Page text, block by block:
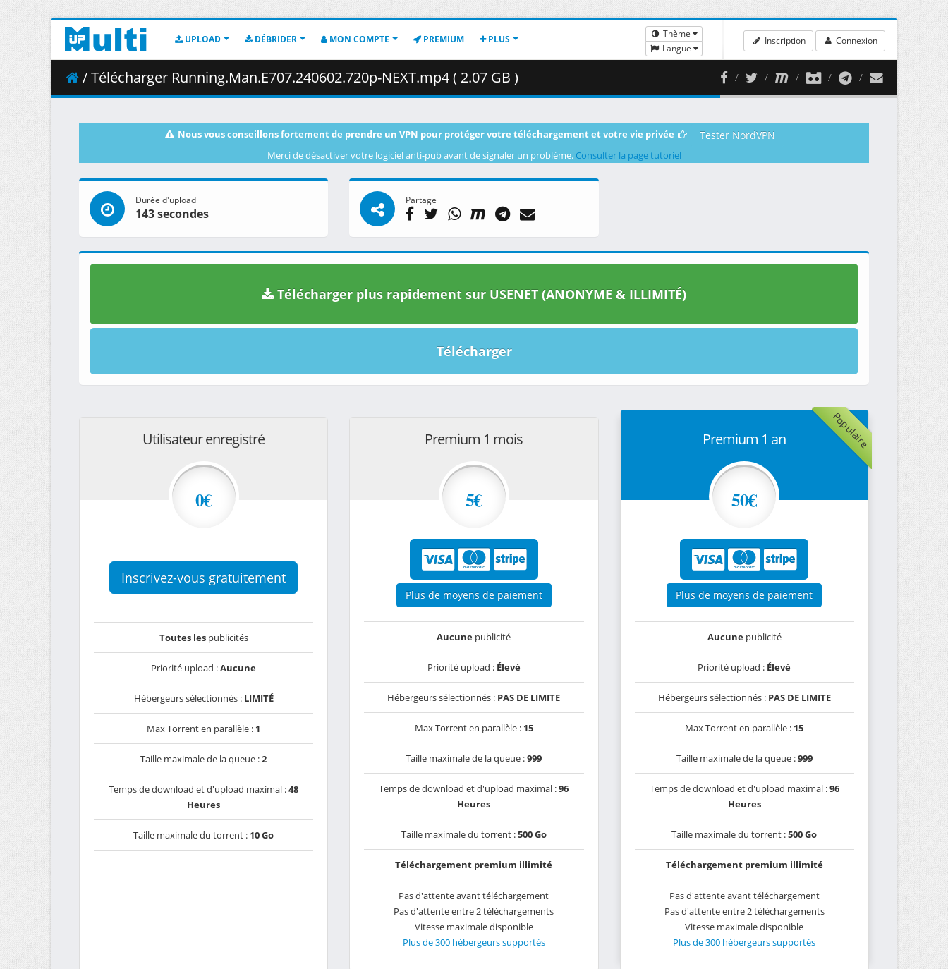
UPLOAD DÉBRIDER MON COMPTE PREMIUM PLUS
Thème
Langue
Inscription Connexion
/ Télécharger Running.Man.E707.240602.720p-NEXT.mp4 ( 2.07 GB )
Nous vous conseillons fortement de prendre un VPN pour protéger votre téléchargement et votre vie privée Tester NordVPN
Merci de désactiver votre logiciel anti-pub avant de signaler un problème. Consulter la page tutoriel
Durée d'upload
143 secondes
Partage
Télécharger plus rapidement sur USENET (ANONYME & ILLIMITÉ)
Télécharger
Utilisateur enregistré
0€
Inscrivez-vous gratuitement
Toutes lespublicités
Priorité upload :Aucune
Hébergeurs sélectionnés : LIMITÉ
Max Torrent en parallèle : 1
Taille maximale de la queue :2
Temps de download et d'upload maximal :48
Heures
Taille maximale du torrent : 10 Go
Premium 1 mois
5€
Plus de moyens de paiement
Aucune publicité
Priorité upload : Élevé
Hébergeurs sélectionnés : PAS DE LIMITE
Max Torrent en parallèle : 15
Taille maximale de la queue :999
Temps de download et d'upload maximal :96
Heures
Taille maximale du torrent :500 Go
Téléchargement premium illimité
Pas d'attente avant téléchargement
Pas d'attente entre 2 téléchargements
Vitesse maximale disponible
Plus de 300 hébergeurs supportés
Populaire
Premium 1 an
50€
Plus de moyens de paiement
Aucunepublicité
Priorité upload : Élevé
Hébergeurs sélectionnés : PAS DE LIMITE
Max Torrent en parallèle : 15
Taille maximale de la queue :999
Temps de download et d'upload maximal :96
Heures
Taille maximale du torrent :500 Go
Téléchargement premium illimité
Pas d'attente avant téléchargement
Pas d'attente entre 2 téléchargements
Vitesse maximale disponible
Plus de 300 hébergeurs supportés